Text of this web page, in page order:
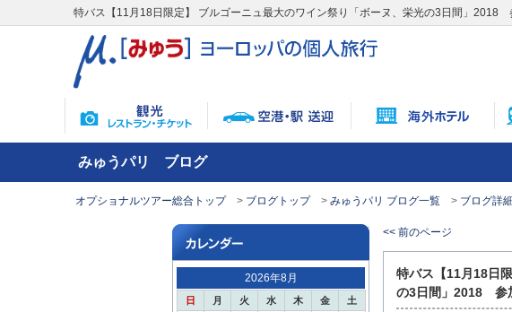
特バス【11月18日限定】 ブルゴーニュ最大のワイン祭り「ボーヌ、栄光の3日間」
みゅうパリ ブログ
オプショナルツアー総合トップ ブログトップ みゅうパリ ブログ一覧 ブログ詳細
2026年8月
日 月 火 水 木 金 土
<< 前のページ
特バス【11月18日
の3日間」2018 参